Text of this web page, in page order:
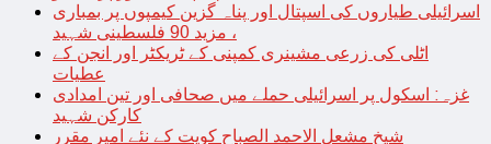
اسرائیلی طیاروں کی اسپتال اور پناہ گزین کیمپوں پر بمباری
، مزید 90 فلسطینی شہید
اٹلی کی زرعی مشینری کمپنی کے ٹریکٹر اور انجن کے
عطیات
غزہ: اسکول پر اسرائیلی حملے میں صحافی اور تین امدادی
کارکن شہید
شیخ مشعل الاحمد الصباح کویت کے نئے امیر مقرر